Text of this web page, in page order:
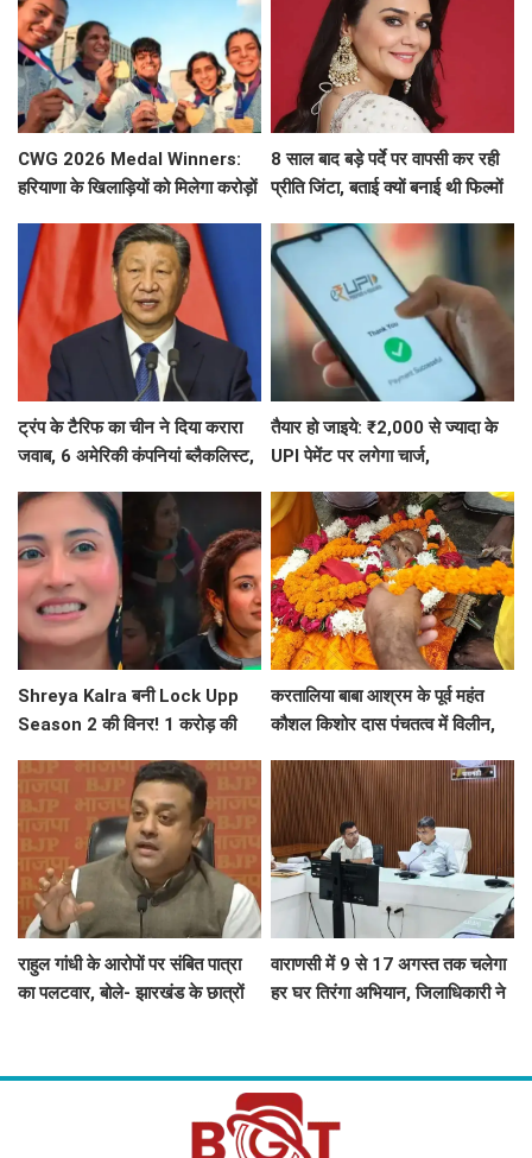
CWG 2026 Medal Winners:
हरियाणा के खिलाड़ियों को मिलेगा करोड़ों
8 साल बाद बड़े पर्दे पर वापसी कर रही
प्रीति जिंटा, बताई क्यों बनाई थी फिल्मों
ट्रंप के टैरिफ का चीन ने दिया करारा
जवाब, 6 अमेरिकी कंपनियां ब्लैकलिस्ट,
तैयार हो जाइये: ₹2,000 से ज्यादा के
UPI पेमेंट पर लगेगा चार्ज,
Shreya Kalra बनी Lock Upp
Season 2 की विनर! 1 करोड़ की
करतालिया बाबा आश्रम के पूर्व महंत
कौशल किशोर दास पंचतत्व में विलीन,
राहुल गांधी के आरोपों पर संबित पात्रा
का पलटवार, बोले- झारखंड के छात्रों
वाराणसी में 9 से 17 अगस्त तक चलेगा
हर घर तिरंगा अभियान, जिलाधिकारी ने